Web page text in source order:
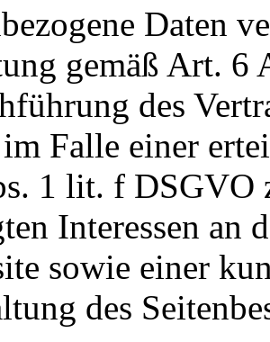
Daten
gemäß Art.
des
Falle einer
1 lit. f DSGVO
Interessen an
sowie einer
des